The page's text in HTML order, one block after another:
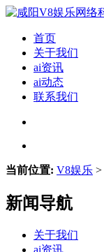
首页
关于我们
ai资讯
ai动态
联系我们
当前位置: V8娱乐 >
新闻导航
关于我们
ai资讯